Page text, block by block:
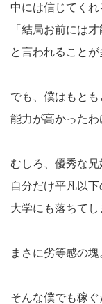
中には信じてく
「結局お前には
と言われることが
でも、僕はもとも
能力が高かったわ
むしろ、優秀な
自分だけ平凡以下
大学にも落ちてし
まさに劣等感の塊
そんな僕でも稼ぐ